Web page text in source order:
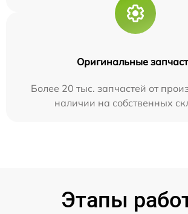
Оригинальные
Более 20 тыс. запчастей от
наличии на собственных
Этапы